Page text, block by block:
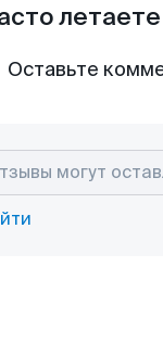
Оставьте